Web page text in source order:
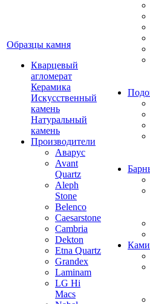
Образцы камня
Кварцевый
агломерат
Керамика
Искусственный
камень
Натуральный
камень
Производители
Аварус
Avant
Quartz
Aleph
Stone
Belenco
Caesarstone
Cambria
Dekton
Etna Quartz
Grandex
Laminam
LG Hi
Macs